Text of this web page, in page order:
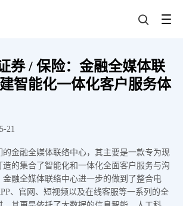
券 / 保险：金融全媒体联
智能化一体化客户服务体
21
的金融全媒体联络中心，其主要是一款专为现
的集合了智能化和一体化全面客户服务与沟
融全媒体联络中心进一步的做到了整合电
、官网、短视频以及在线客服等一系列的全